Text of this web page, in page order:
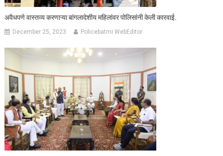
अवैधपणे वास्तव्य करणाऱ्या बांगलादेशीय महिलांवर पोलिसांनी केली कारवाई.
December 25, 2023 Policebatmi WebEditor